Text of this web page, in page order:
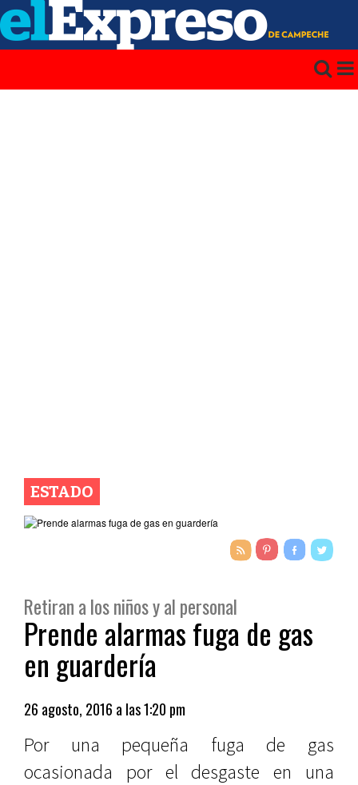
ESTADO
Retiran a los niños y al personal
Prende alarmas fuga de gas
en guardería
26 agosto, 2016 a las 1:20 pm
Por una pequeña fuga de gas
ocasionada por el desgaste en una